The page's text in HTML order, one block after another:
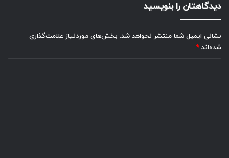
دیدگاهتان را بنویسید
نشانی ایمیل شما منتشر نخواهد شد. بخش‌های موردنیاز علامت‌گذاری
شده‌اند *